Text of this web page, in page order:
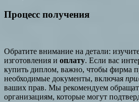
Процесс получения
Обратите внимание на детали:
изготовления и оплату. Если вас
купить диплом, важно, чтобы фирма
необходимые документы, включая
ваших прав. Мы рекомендуем
организациям, которые могут